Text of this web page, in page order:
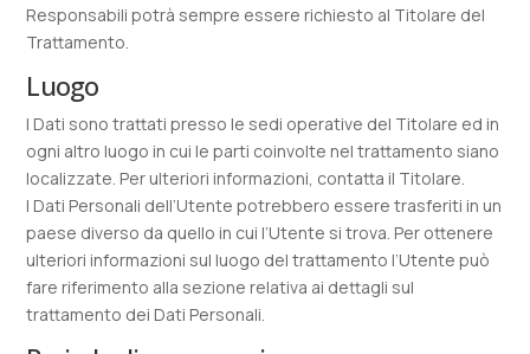
Responsabili potrà sempre essere richiesto al Titolare del
Trattamento.
Luogo
I Dati sono trattati presso le sedi operative del Titolare ed in
ogni altro luogo in cui le parti coinvolte nel trattamento siano
localizzate. Per ulteriori informazioni, contatta il Titolare.
I Dati Personali dell’Utente potrebbero essere trasferiti in un
paese diverso da quello in cui l’Utente si trova. Per ottenere
ulteriori informazioni sul luogo del trattamento l’Utente può
fare riferimento alla sezione relativa ai dettagli sul
trattamento dei Dati Personali.